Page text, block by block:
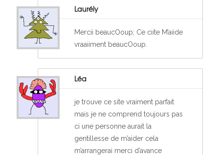
Laurély
Mercii beaucOoup; Ce ciite M’aiide
vraaiiment beaucOoup.
Léa
je trouve ce site vraiment parfait
mais je ne comprend toujours pas
ci une personne aurait la
gentillesse de m’aider cela
m’arrangerai merci d’avance